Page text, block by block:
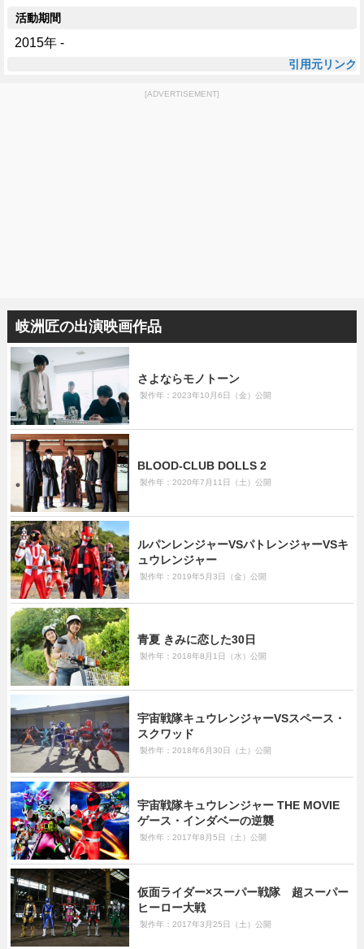
活動期間
2015年 -
引用元リンク
[ADVERTISEMENT]
岐洲匠の出演映画作品
さよならモノトーン
製作年：2023年10月6日（金）公開
BLOOD-CLUB DOLLS 2
製作年：2020年7月11日（土）公開
ルパンレンジャーVSパトレンジャーVSキ
ュウレンジャー
製作年：2019年5月3日（金）公開
青夏 きみに恋した30日
製作年：2018年8月1日（水）公開
宇宙戦隊キュウレンジャーVSスペース・
スクワッド
製作年：2018年6月30日（土）公開
宇宙戦隊キュウレンジャー THE MOVIE
ゲース・インダベーの逆襲
製作年：2017年8月5日（土）公開
仮面ライダー×スーパー戦隊 超スーパー
ヒーロー大戦
製作年：2017年3月25日（土）公開